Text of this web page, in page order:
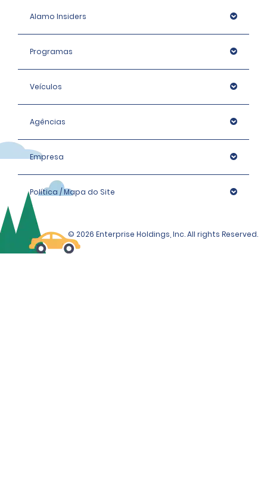
Alamo Insiders
Programas
Veículos
Agências
Empresa
Política / Mapa do Site
© 2026 Enterprise Holdings, Inc. All rights Reserved.